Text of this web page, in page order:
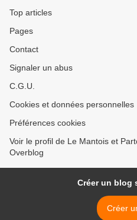
Top articles
Pages
Contact
Signaler un abus
C.G.U.
Cookies et données personnelles
Préférences cookies
Voir le profil de Le Mantois et
Overblog
Créer un blog
Créer